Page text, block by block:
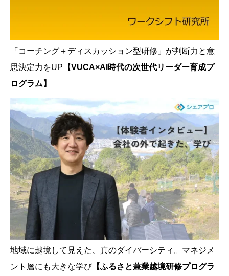
「コーチング＋ディスカッション型研修」が判断力と意
思決定力をUP 【VUCA×AI時代の次世代リーダー育成プ
ログラム】
地域に越境して見えた、真のダイバーシティ。マネジメ
ント層にも大きな学び【ふるさと兼業越境研修プログラ